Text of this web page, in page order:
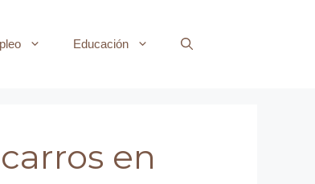
Educación
en